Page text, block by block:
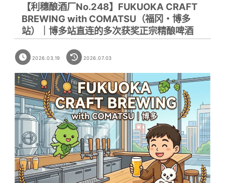
【利穗酿酒厂No.248】FUKUOKA CRAFT
BREWING with COMATSU（福冈・博多
站）｜博多站直连的多次获奖正宗精酿啤酒
2026.03.19 2026.07.03